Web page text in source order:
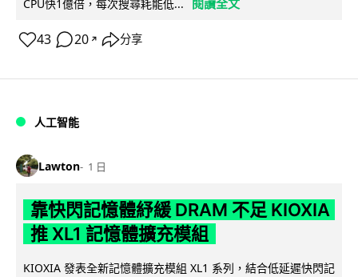
CPU快1億倍，每次搜尋耗能低...
閱讀全文
43 20 ↗ 分享
人工智能
Lawton 1 日
靠快閃記憶體紓緩 DRAM 不足 KIOXIA
推 XL1 記憶體擴充模組
KIOXIA 發表全新記憶體擴充模組 XL1 系列，結合低延遲快閃記